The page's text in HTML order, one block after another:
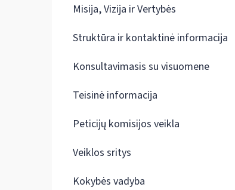
Misija, Vizija ir Vertybės
Struktūra ir kontaktinė informacija
Konsultavimasis su visuomene
Teisinė informacija
Peticijų komisijos veikla
Veiklos sritys
Kokybės vadyba